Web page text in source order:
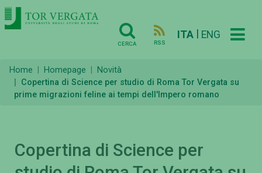
CERCA RSS
ITA ENG
Home Homepage
Novità
Copertina di Science per studio di Roma Tor Vergata su
prime migrazioni feline ai tempi dell'Impero romano
Copertina di Science per